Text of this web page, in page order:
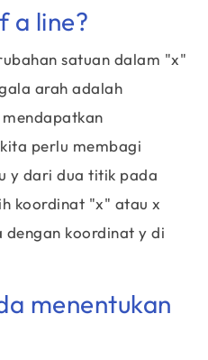
a line?
satuan dalam "x"
arah adalah
perlu membagi
y dari dua titik pada
koordinat "x" atau x
koordinat y di
menentukan